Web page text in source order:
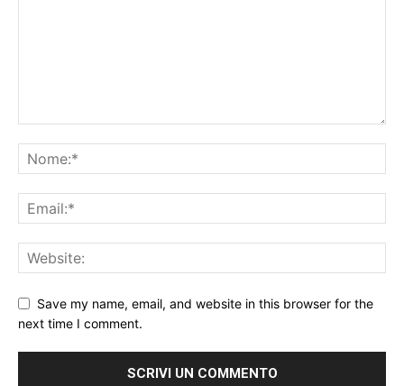
Save my name, email, and website in this browser for the
next time I comment.